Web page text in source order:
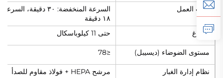
وقت العمل
السرعة المنخفضة: ٣٠ دقيقة،
١٨ دقيقة
الفراغ
حتى 11 كيلوباسكال
مستوى الضوضاء (ديسيبل) ≤78
نظام إدارة الغبار مرشح HEPA + فولاذ مقاوم للصدأ